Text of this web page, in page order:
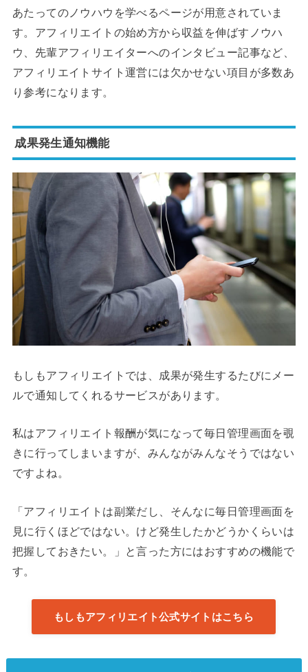
あたってのノウハウを学べるページが用意されていま
す。アフィリエイトの始め方から収益を伸ばすノウハ
ウ、先輩アフィリエイターへのインタビュー記事など、
アフィリエイトサイト運営には欠かせない項目が多数あ
り参考になります。
成果発生通知機能
もしもアフィリエイトでは、成果が発生するたびにメー
ルで通知してくれるサービスがあります。
私はアフィリエイト報酬が気になって毎日管理画面を覗
きに行ってしまいますが、みんながみんなそうではない
ですよね。
「アフィリエイトは副業だし、そんなに毎日管理画面を
見に行くほどではない。けど発生したかどうかくらいは
把握しておきたい。」と言った方にはおすすめの機能で
す。
もしもアフィリエイト公式サイトはこちら